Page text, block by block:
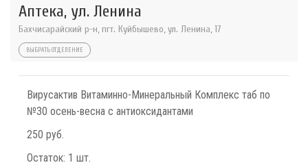
Аптека, ул. Ленина
Бахчисарайский р-н, пгт. Куйбышево, ул. Ленина, 17
ВЫБРАТЬ ОТДЕЛЕНИЕ
Вирусактив Витаминно-Минеральный Комплекс таб по
№30 осень-весна с антиоксидантами
250 руб.
Остаток: 1 шт.